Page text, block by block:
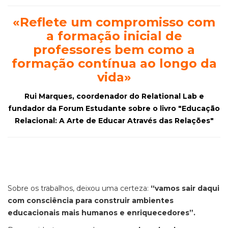
«Reflete um compromisso com
a formação inicial de
professores bem como a
formação contínua ao longo da
vida»
Rui Marques, coordenador do Relational Lab e
fundador da Forum Estudante sobre o livro "Educação
Relacional: A Arte de Educar Através das Relações"
Sobre os trabalhos, deixou uma certeza: “vamos sair daqui
com consciência para construir ambientes
educacionais mais humanos e enriquecedores”.